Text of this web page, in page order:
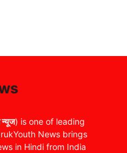
) is one of leading
News brings
in Hindi from India